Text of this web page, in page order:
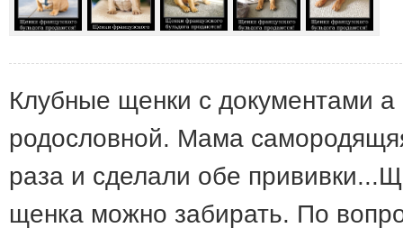
Клубные щенки с документами
родословной. Мама
раза и сделали обе
щенка можно забирать. По